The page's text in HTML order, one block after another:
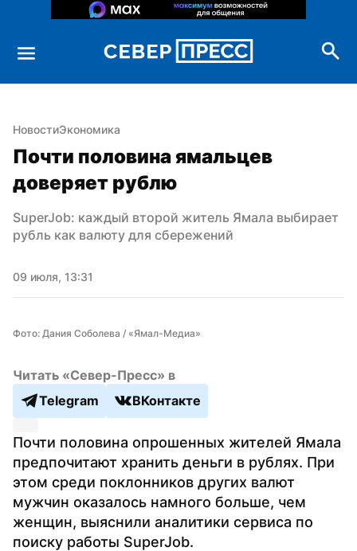
НовостиЭкономика
Почти половина ямальцев
доверяет рублю
SuperJob: каждый второй житель Ямала выбирает
рубль как валюту для сбережений
09 июля, 13:31
Фото: Дания Соболева / «Ямал-Медиа»
Читать «Север-Пресс» в
Telegram
ВКонтакте
Почти половина опрошенных жителей Ямала
предпочитают хранить деньги в рублях. При
этом среди поклонников других валют
мужчин оказалось намного больше, чем
женщин, выяснили аналитики сервиса по
поиску работы SuperJob.